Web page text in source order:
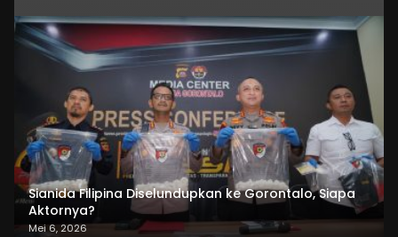
Sianida Filipina Diselundupkan ke Gorontalo, Siapa
Aktornya?
Mei 6, 2026